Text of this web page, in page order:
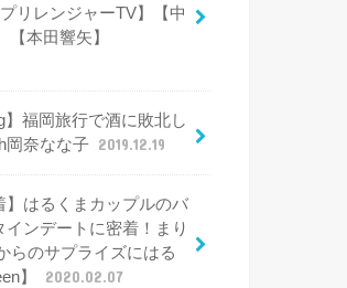
リレンジャーTV】【中
【本田響矢】
】福岡旅行で酒に敗北し
岡奈なな子 2019.12.19
】はるくまカップルのバ
インデートに密着！まり
らのサプライズにはる
】
2020.02.07